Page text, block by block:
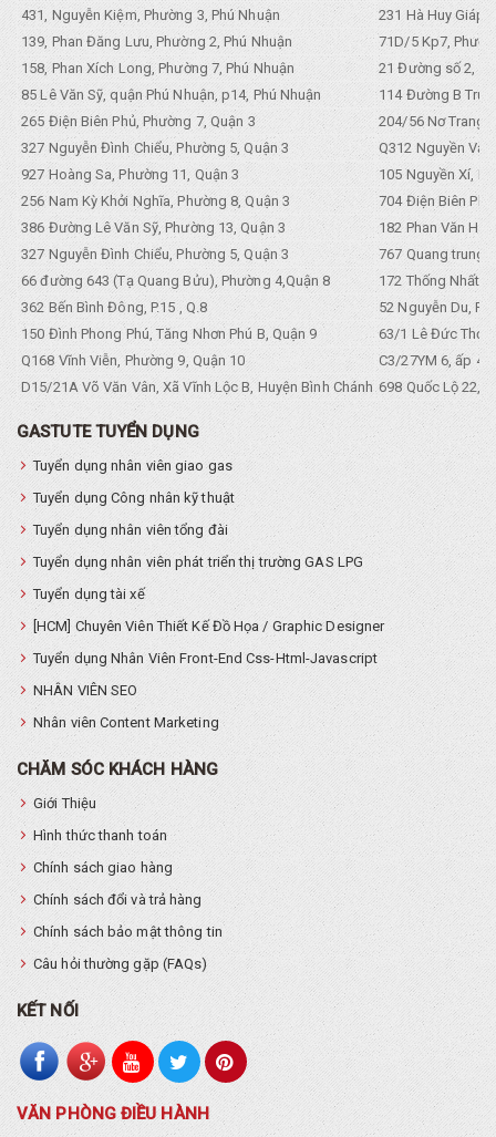
431, Nguyễn Kiệm, Phường 3, Phú Nhuận
231 Hà Huy Giáp,
139, Phan Đăng Lưu, Phường 2, Phú Nhuận
71D/5 Kp7,
158, Phan Xích Long, Phường 7, Phú Nhuận
21 Đường số 2,
85 Lê Văn Sỹ, quận Phú Nhuận, p14, Phú Nhuận
114 Đường B
265 Điện Biên Phủ, Phường 7, Quận 3
204/56 Nơ Trang
327 Nguyễn Đình Chiểu, Phường 5, Quận 3
Q312 Nguyền
927 Hoàng Sa, Phường 11, Quận 3
105 Nguyền Xí,
256 Nam Kỳ Khởi Nghĩa, Phường 8, Quận 3
704 Điện Biên
386 Đường Lê Văn Sỹ, Phường 13, Quận 3
182 Phan Văn
327 Nguyễn Đình Chiểu, Phường 5, Quận 3
767 Quang trung,
66 đường 643 (Tạ Quang Bửu), Phường 4,Quận 8
172 Thống Nhất.
362 Bến Bình Đông, P.15 , Q.8
52 Nguyễn Du,
150 Đình Phong Phú, Tăng Nhơn Phú B, Quận 9
63/1 Lê Đức Thọ,
Q168 Vĩnh Viễn, Phường 9, Quận 10
C3/27YM 6, ấp 4,
D15/21A Võ Văn Vân, Xã Vĩnh Lộc B, Huyện Bình Chánh 698 Quốc Lộ 22,
GASTUTE TUYỂN DỤNG
Tuyển dụng nhân viên giao gas
Tuyển dụng Công nhân kỹ thuật
Tuyển dụng nhân viên tổng đài
Tuyển dụng nhân viên phát triển thị trường GAS LPG
Tuyển dụng tài xế
[HCM] Chuyên Viên Thiết Kế Đồ Họa / Graphic Designer
Tuyển dụng Nhân Viên Front-End Css-Html-Javascript
NHÂN VIÊN SEO
Nhân viên Content Marketing
CHĂM SÓC KHÁCH HÀNG
Giới Thiệu
Hình thức thanh toán
Chính sách giao hàng
Chính sách đổi và trả hàng
Chính sách bảo mật thông tin
Câu hỏi thường gặp (FAQs)
KẾT NỐI
VĂN PHÒNG ĐIỀU HÀNH